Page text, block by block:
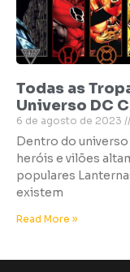
Todas as
Universo DC
6 de agosto de 2023
Dentro do
heróis e vilões
populares
existem
Read More »